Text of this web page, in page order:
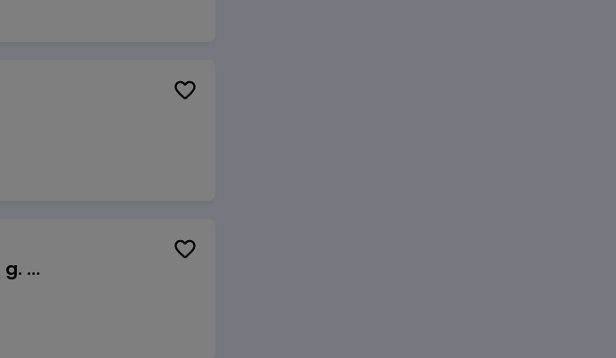
Kasininkas (-ė) - pardavėjas (-a), Bičiulių g. 36, Bukiškis, Vilnius